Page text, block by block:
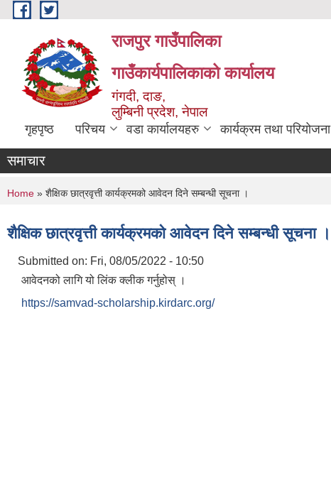
Skip to main content
राजपुर गाउँपालिका
गाउँकार्यपालिकाको कार्यालय
गंगदी, दाङ,
लुम्बिनी प्रदेश, नेपाल
गृहपृष्ठ परिचय वडा कार्यालयहरु कार्यक्रम तथा परियोजना
समाचार
You are here
Home » शैक्षिक छात्रवृत्ती कार्यक्रमको आवेदन दिने सम्बन्धी सूचना ।
शैक्षिक छात्रवृत्ती कार्यक्रमको आवेदन दिने सम्बन्धी सूचना ।
Submitted on: Fri, 08/05/2022 - 10:50
आवेदनको लागि यो लिंक क्लीक गर्नुहोस् ।
https://samvad-scholarship.kirdarc.org/